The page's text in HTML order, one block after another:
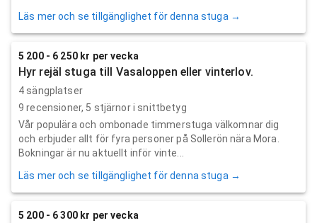
Läs mer och se tillgänglighet för denna stuga →
5 200 - 6 250 kr per vecka
Hyr rejäl stuga till Vasaloppen eller vinterlov.
4 sängplatser
9 recensioner, 5 stjärnor i snittbetyg
Vår populära och ombonade timmerstuga välkomnar dig
och erbjuder allt för fyra personer på Sollerön nära Mora.
Bokningar är nu aktuellt inför vinte...
Läs mer och se tillgänglighet för denna stuga →
5 200 - 6 300 kr per vecka